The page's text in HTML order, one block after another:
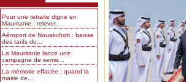
Pour une retraite digne en
Mauritanie : relever...
Aéroport de Nouakchott : baisse
des tarifs du...
La Mauritanie lance une
campagne de semis...
La mémoire effacée : quand la
mairie de...